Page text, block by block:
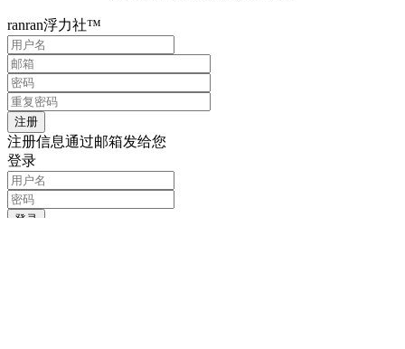
ranran浮力社™
注册信息通过邮箱发给您
登录